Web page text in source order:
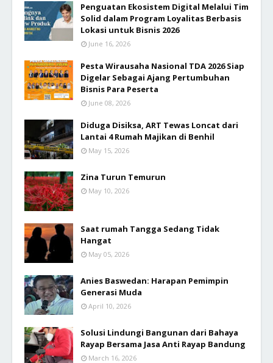
Penguatan Ekosistem Digital Melalui Tim
Solid dalam Program Loyalitas Berbasis
Lokasi untuk Bisnis 2026
June 16, 2026
Pesta Wirausaha Nasional TDA 2026 Siap
Digelar Sebagai Ajang Pertumbuhan
Bisnis Para Peserta
June 08, 2026
Diduga Disiksa, ART Tewas Loncat dari
Lantai 4 Rumah Majikan di Benhil
May 15, 2026
Zina Turun Temurun
May 10, 2026
Saat rumah Tangga Sedang Tidak
Hangat
May 05, 2026
Anies Baswedan: Harapan Pemimpin
Generasi Muda
April 10, 2026
Solusi Lindungi Bangunan dari Bahaya
Rayap Bersama Jasa Anti Rayap Bandung
March 16, 2026